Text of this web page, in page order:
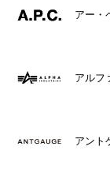
アー・
アルフ
アント